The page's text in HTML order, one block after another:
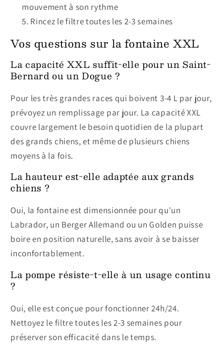
mouvement à son rythme
Rincez le filtre toutes les 2-3 semaines
Vos questions sur la fontaine XXL
La capacité XXL suffit-elle pour un Saint-
Bernard ou un Dogue ?
Pour les très grandes races qui boivent 3-4 L par jour,
prévoyez un remplissage par jour. La capacité XXL
couvre largement le besoin quotidien de la plupart
des grands chiens, et même de plusieurs chiens
moyens à la fois.
La hauteur est-elle adaptée aux grands
chiens ?
Oui, la fontaine est dimensionnée pour qu'un
Labrador, un Berger Allemand ou un Golden puisse
boire en position naturelle, sans avoir à se baisser
inconfortablement.
La pompe résiste-t-elle à un usage continu
?
Oui, elle est conçue pour fonctionner 24h/24.
Nettoyez le filtre toutes les 2-3 semaines pour
préserver son efficacité dans le temps.